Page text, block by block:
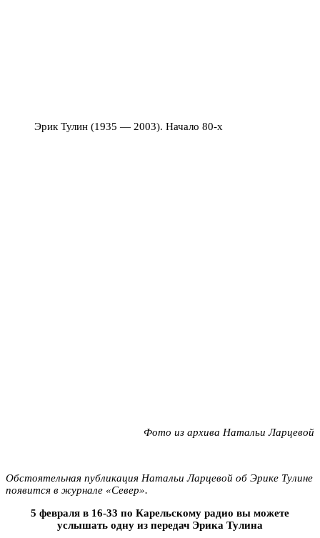
Эрик Тулин (1935 — 2003). Начало 80-х
Фото из архива Натальи Ларцевой
Обстоятельная публикация Натальи Ларцевой об Эрике Тулине
появится в журнале «Север».
5 февраля в 16-33 по Карельскому радио вы можете
услышать одну из передач Эрика Тулина